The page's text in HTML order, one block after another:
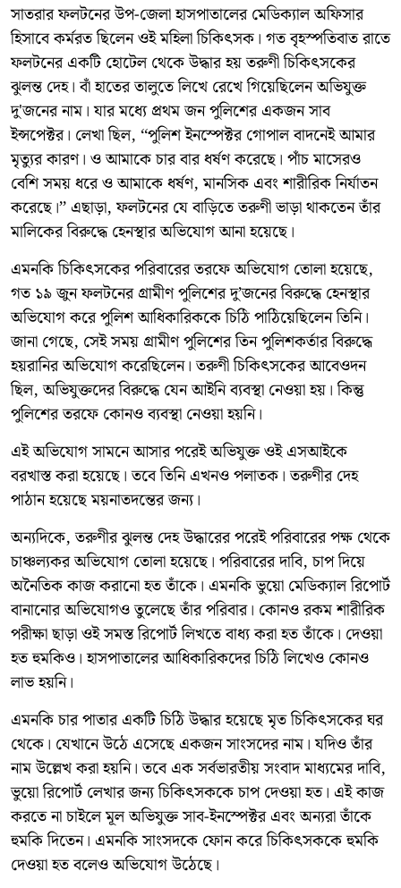
সাতরার ফলটনের উপ-জেলা হাসপাতালের মেডিক্যাল অফিসার
হিসাবে কর্মরত ছিলেন ওই মহিলা চিকিৎসক। গত বৃহস্পতিবাত রাতে
ফলটনের একটি হোটেল থেকে উদ্ধার হয় তরুণী চিকিৎসকের
ঝুলন্ত দেহ। বাঁ হাতের তালুতে লিখে রেখে গিয়েছিলেন অভিযুক্ত
দু'জনের নাম। যার মধ্যে প্রথম জন পুলিশের একজন সাব
ইন্সপেক্টর। লেখা ছিল, ‘‘পুলিশ ইনস্পেক্টর গোপাল বাদনেই আমার
মৃত্যুর কারণ। ও আমাকে চার বার ধর্ষণ করেছে। পাঁচ মাসেরও
বেশি সময় ধরে ও আমাকে ধর্ষণ, মানসিক এবং শারীরিক নির্যাতন
করেছে।’’ এছাড়া, ফলটনের যে বাড়িতে তরুণী ভাড়া থাকতেন তাঁর
মালিকের বিরুদ্ধে হেনস্থার অভিযোগ আনা হয়েছে।
এমনকি চিকিৎসকের পরিবারের তরফে অভিযোগ তোলা হয়েছে,
গত ১৯ জুন ফলটনের গ্রামীণ পুলিশের দু’জনের বিরুদ্ধে হেনস্থার
অভিযোগ করে পুলিশ আধিকারিককে চিঠি পাঠিয়েছিলেন তিনি।
জানা গেছে, সেই সময় গ্রামীণ পুলিশের তিন পুলিশকর্তার বিরুদ্ধে
হয়রানির অভিযোগ করেছিলেন। তরুণী চিকিৎসকের আবেওদন
ছিল, অভিযুক্তদের বিরুদ্ধে যেন আইনি ব্যবস্থা নেওয়া হয়। কিন্তু
পুলিশের তরফে কোনও ব্যবস্থা নেওয়া হয়নি।
এই অভিযোগ সামনে আসার পরেই অভিযুক্ত ওই এসআইকে
বরখাস্ত করা হয়েছে। তবে তিনি এখনও পলাতক। তরুণীর দেহ
পাঠান হয়েছে ময়নাতদন্তের জন্য।
অন্যদিকে, তরুণীর ঝুলন্ত দেহ উদ্ধারের পরেই পরিবারের পক্ষ থেকে
চাঞ্চল্যকর অভিযোগ তোলা হয়েছে। পরিবারের দাবি, চাপ দিয়ে
অনৈতিক কাজ করানো হত তাঁকে। এমনকি ভুয়ো মেডিক্যাল রিপোর্ট
বানানোর অভিযোগও তুলেছে তাঁর পরিবার। কোনও রকম শারীরিক
পরীক্ষা ছাড়া ওই সমস্ত রিপোর্ট লিখতে বাধ্য করা হত তাঁকে। দেওয়া
হত হুমকিও। হাসপাতালের আধিকারিকদের চিঠি লিখেও কোনও
লাভ হয়নি।
এমনকি চার পাতার একটি চিঠি উদ্ধার হয়েছে মৃত চিকিৎসকের ঘর
থেকে। যেখানে উঠে এসেছে একজন সাংসদের নাম। যদিও তাঁর
নাম উল্লেখ করা হয়নি। তবে এক সর্বভারতীয় সংবাদ মাধ্যমের দাবি,
ভুয়ো রিপোর্ট লেখার জন্য চিকিৎসককে চাপ দেওয়া হত। এই কাজ
করতে না চাইলে মূল অভিযুক্ত সাব-ইনস্পেক্টর এবং অন্যরা তাঁকে
হুমকি দিতেন। এমনকি সাংসদকে ফোন করে চিকিৎসককে হুমকি
দেওয়া হত বলেও অভিযোগ উঠেছে।